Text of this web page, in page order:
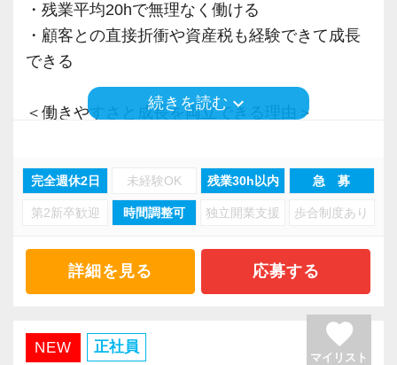
・残業平均20hで無理なく働ける
・顧客との直接折衝や資産税も経験できて成長
できる
＜働きやすさと成長を両立できる理由＞
・分業体制で業務負担を軽減
・顧客対応や提案業務に集中可能
・資産税や相続など専門性の高い案件あり
・経験値が自然と積み上がる環境
・有給取得率90％以上
続きを読むkeyboard_arrow_down
完全週休2日 未経験OK 残業30h以内 急 募
第2新卒歓迎 時間調整可 独立開業支援 歩合制度あり
詳細を見る 応募する
NEW 正社員 favorite
マイリスト